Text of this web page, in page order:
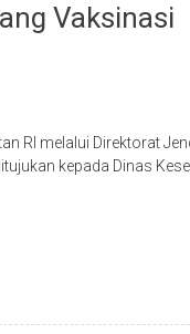
Vaksinasi
RI melalui Direktorat
kepada Dinas